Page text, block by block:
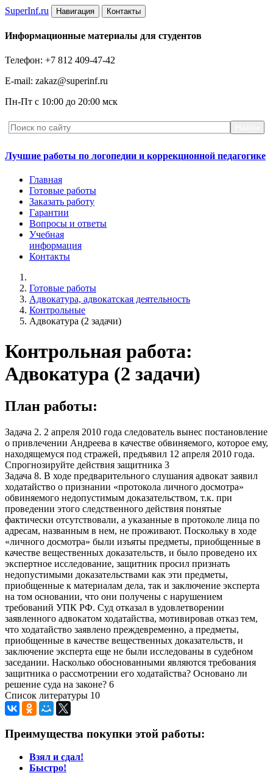
SuperInf.ru Навигация Контакты
Информационные материалы для студентов
Телефон: +7 812 409-47-42
E-mail: zakaz@superinf.ru
Пн-Пт с 10:00 до 20:00 мск
Лучшие работы по логопедии и коррекционной педагогике
Главная
Готовые работы
Заказать работу
Гарантии
Вопросы и ответы
Учебная
информация
Контакты
Готовые работы
Адвокатура, адвокатская деятельность
Контрольные
Адвокатура (2 задачи)
Контрольная работа:
Адвокатура (2 задачи)
План работы:
Задача 2. 2 апреля 2010 года следователь вынес постановление
о привлечении Андреева в качестве обвиняемого, которое ему,
находящемуся под стражей, предъявил 12 апреля 2010 года.
Спрогнозируйте действия защитника 3
Задача 8. В ходе предварительного слушания адвокат заявил
ходатайство о признании «протокола личного досмотра»
обвиняемого недопустимым доказательством, т.к. при
проведении этого следственного действия понятые
фактически отсутствовали, а указанные в протоколе лица по
адресам, названным в нем, не проживают. Поскольку в ходе
«личного досмотра» были изъяты предметы, приобщенные в
качестве вещественных доказательств, и было проведено их
экспертное исследование, защитник просил признать
недопустимыми доказательствами как эти предметы,
приобщенные к материалам дела, так и заключение эксперта
на том основании, что они получены с нарушением
требований УПК РФ. Суд отказал в удовлетворении
заявленного адвокатом ходатайства, мотивировав отказ тем,
что ходатайство заявлено преждевременно, а предметы,
приобщенные в качестве вещественных доказательств, и
заключение эксперта еще не были исследованы в судебном
заседании. Насколько обоснованными являются требования
защитника о рассмотрении его ходатайства? Основано ли
решение суда на законе? 6
Список литературы 10
Преимущества покупки этой работы:
Взял и сдал!
Быстро!